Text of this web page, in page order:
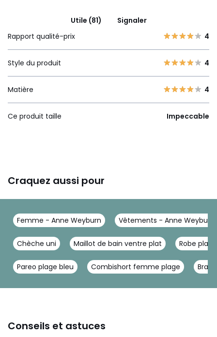
Utile (81)
Signaler
Rapport qualité-prix
4
Style du produit 4
Matière 4
Ce produit taille Impeccable
Craquez aussi pour
Femme - Anne Weyburn Vêtements - Anne Weyburn
Chèche uni Maillot de bain ventre plat Robe
Pareo plage bleu Combishort femme plage
Conseils et astuces